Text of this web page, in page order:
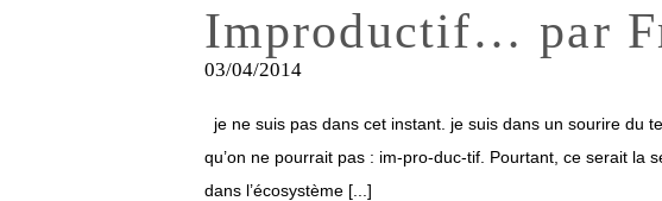
Improductif… par
03/04/2014
je ne suis pas dans cet instant. je suis dans un sourire
qu’on ne pourrait pas : im-pro-duc-tif. Pourtant, ce serait la
dans l’écosystème [...]